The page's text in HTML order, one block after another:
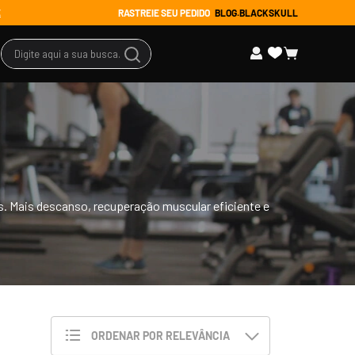
RASTREIE SEU PEDIDO BLOG.BLACKSKULL
Digite aqui a sua busca...
Mais descanso, recuperação muscular eficiente e
ORDENAR POR RELEVÂNCIA